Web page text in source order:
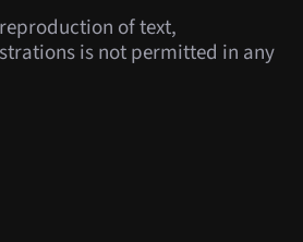
of text,
is not permitted in any